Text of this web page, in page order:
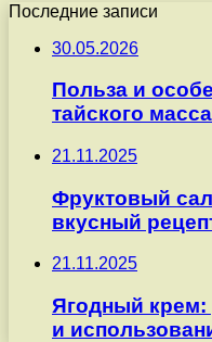
Последние записи
30.05.2026
Польза и
тайского
21.11.2025
Фруктовый
вкусный
21.11.2025
Ягодный крем:
и